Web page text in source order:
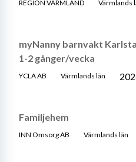
REGION VÄRMLAND Värmlands
myNanny barnvakt
1-2 gånger/vecka
YCLA AB Värmlands län
Familjehem
INN Omsorg AB Värmlands län